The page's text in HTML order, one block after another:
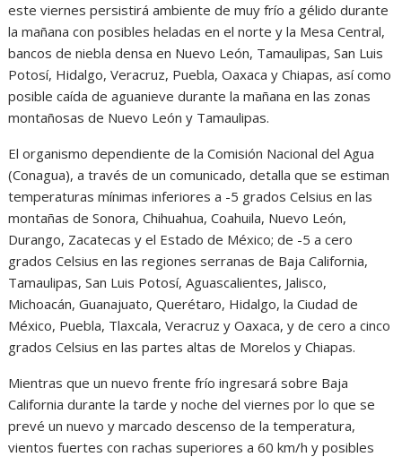
este viernes persistirá ambiente de muy frío a gélido durante
la mañana con posibles heladas en el norte y la Mesa Central,
bancos de niebla densa en Nuevo León, Tamaulipas, San Luis
Potosí, Hidalgo, Veracruz, Puebla, Oaxaca y Chiapas, así como
posible caída de aguanieve durante la mañana en las zonas
montañosas de Nuevo León y Tamaulipas.
El organismo dependiente de la Comisión Nacional del Agua
(Conagua), a través de un comunicado, detalla que se estiman
temperaturas mínimas inferiores a -5 grados Celsius en las
montañas de Sonora, Chihuahua, Coahuila, Nuevo León,
Durango, Zacatecas y el Estado de México; de -5 a cero
grados Celsius en las regiones serranas de Baja California,
Tamaulipas, San Luis Potosí, Aguascalientes, Jalisco,
Michoacán, Guanajuato, Querétaro, Hidalgo, la Ciudad de
México, Puebla, Tlaxcala, Veracruz y Oaxaca, y de cero a cinco
grados Celsius en las partes altas de Morelos y Chiapas.
Mientras que un nuevo frente frío ingresará sobre Baja
California durante la tarde y noche del viernes por lo que se
prevé un nuevo y marcado descenso de la temperatura,
vientos fuertes con rachas superiores a 60 km/h y posibles